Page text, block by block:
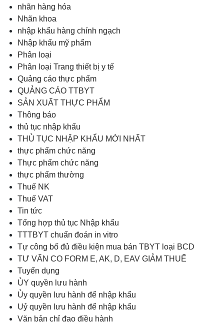
nhãn hàng hóa
Nhãn khoa
nhập khẩu hàng chính ngạch
Nhập khẩu mỹ phẩm
Phân loại
Phân loại Trang thiết bị y tế
Quảng cáo thực phẩm
QUẢNG CÁO TTBYT
SẢN XUẤT THỰC PHẨM
Thông báo
thủ tục nhập khẩu
THỦ TỤC NHẬP KHẨU MỚI NHẤT
thực phẩm chức năng
Thực phẩm chức năng
thực phẩm thường
Thuế NK
Thuế VAT
Tin tức
Tổng hợp thủ tục Nhập khẩu
TTTBYT chuẩn đoán in vitro
Tự công bố đủ điều kiện mua bán TBYT loại BCD
TƯ VẤN CO FORM E, AK, D, EAV GIẢM THUẾ
Tuyển dụng
ỦY quyền lưu hành
Ủy quyền lưu hành để nhập khẩu
Uỷ quyền lưu hành để nhập khẩu
Văn bản chỉ đạo điều hành